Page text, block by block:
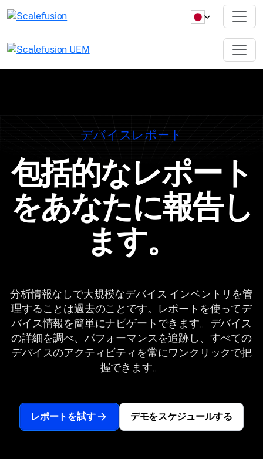
デバイスレポート
包括的なレポート
をあなたに報告し
ます。
分析情報なしで大規模なデバイス インベントリを管
理することは過去のことです。レポートを使ってデ
バイス情報を簡単にナビゲートできます。デバイス
の詳細を調べ、パフォーマンスを追跡し、すべての
デバイスのアクティビティを常にワンクリックで把
握できます。
レポートを試す デモをスケジュールする